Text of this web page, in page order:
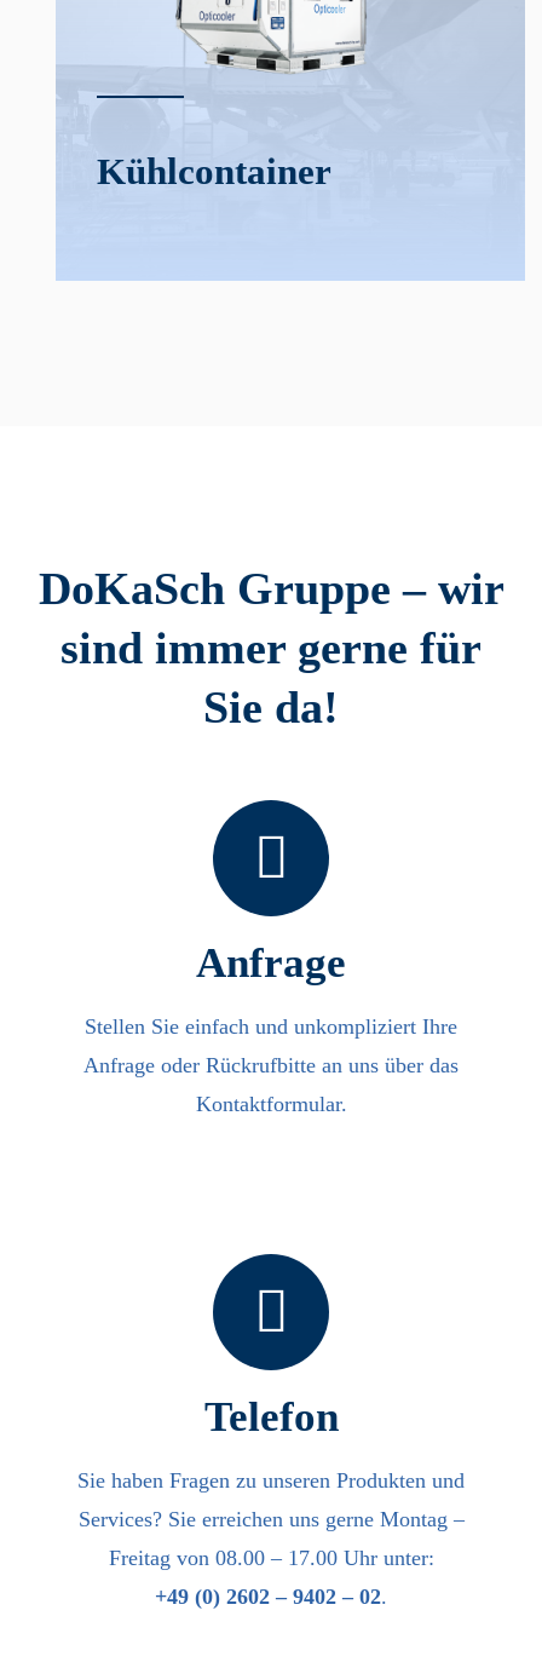
Kühl­­container
DoKaSch Gruppe – wir
sind immer gerne für
Sie da!
Anfrage
Stellen Sie einfach und unkompliziert Ihre
Anfrage oder Rückrufbitte an uns über das
Kontaktformular.
Telefon
Sie haben Fragen zu unseren Produkten und
Services? Sie erreichen uns gerne Montag –
Freitag von 08.00 – 17.00 Uhr unter:
+49 (0) 2602 – 9402 – 02.